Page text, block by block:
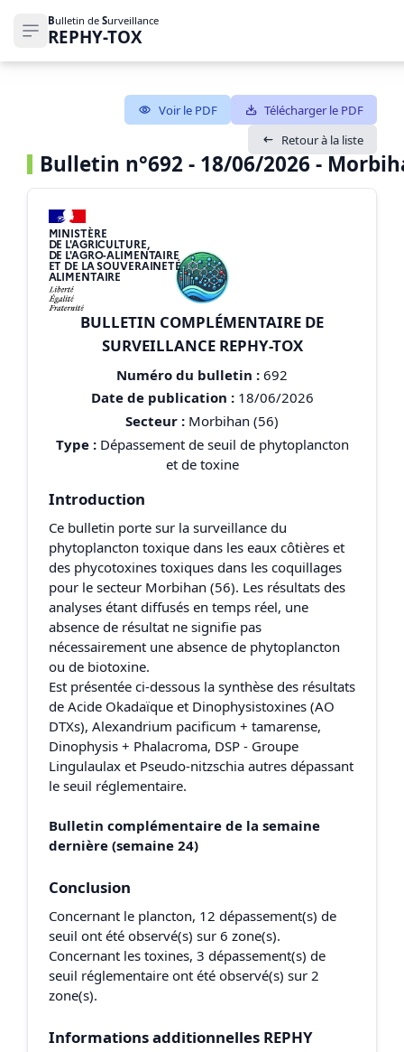
Ouvrir le menu de navigation
Bulletin de Surveillance
REPHY-TOX
Bulletin n°692 - 18/06/2026 -
Voir le PDF
Télécharger le PDF
Retour à la liste
MINISTÈRE
DE L'AGRICULTURE,
DE L'AGRO-ALIMENTAIRE
ET DE LA SOUVERAINETÉ
ALIMENTAIRE
BULLETIN COMPLÉMENTAIRE DE
SURVEILLANCE REPHY-TOX
Numéro du bulletin : 692
Date de publication :18/06/2026
Secteur : Morbihan (56)
Type :Dépassement de seuil de phytoplancton
et de toxine
Introduction
Ce bulletin porte sur la surveillance du
phytoplancton toxique dans les eaux côtières et
des phycotoxines toxiques dans les coquillages
pour le secteur Morbihan (56). Les résultats des
analyses étant diffusés en temps réel, une
absence de résultat ne signifie pas
nécessairement une absence de phytoplancton
ou de biotoxine.
Est présentée ci-dessous la synthèse des résultats
de Acide Okadaïque et Dinophysistoxines (AO
DTXs), Alexandrium pacificum + tamarense,
Dinophysis + Phalacroma, DSP - Groupe
Lingulaulax et Pseudo-nitzschia autres dépassant
le seuil réglementaire.
Bulletin complémentaire de la semaine
dernière (semaine 24)
Conclusion
Concernant le plancton, 12 dépassement(s) de
seuil ont été observé(s) sur 6 zone(s).
Concernant les toxines, 3 dépassement(s) de
seuil réglementaire ont été observé(s) sur 2
zone(s).
Informations additionnelles REPHY